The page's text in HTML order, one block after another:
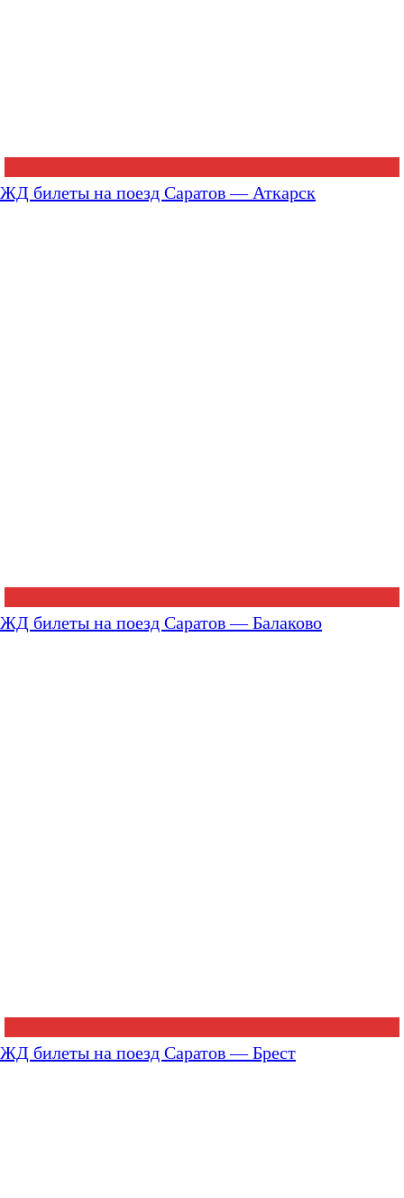
ЖД билеты на поезд Саратов — Аткарск
ЖД билеты на поезд Саратов — Балаково
ЖД билеты на поезд Саратов — Брест